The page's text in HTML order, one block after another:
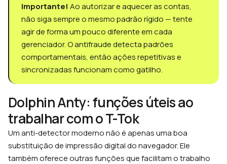
Importante! Ao autorizar e aquecer as contas,
não siga sempre o mesmo padrão rígido — tente
agir de forma um pouco diferente em cada
gerenciador. O antifraude detecta padrões
comportamentais, então ações repetitivas e
sincronizadas funcionam como gatilho.
Dolphin Anty: funções úteis ao
trabalhar com o T-Tok
Um anti-detector moderno não é apenas uma boa
substituição de impressão digital do navegador. Ele
também oferece outras funções que facilitam o trabalho